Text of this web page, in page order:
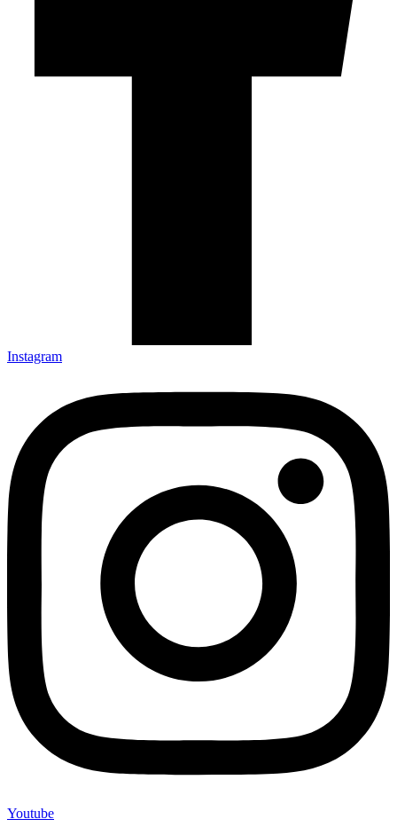
Instagram
Youtube